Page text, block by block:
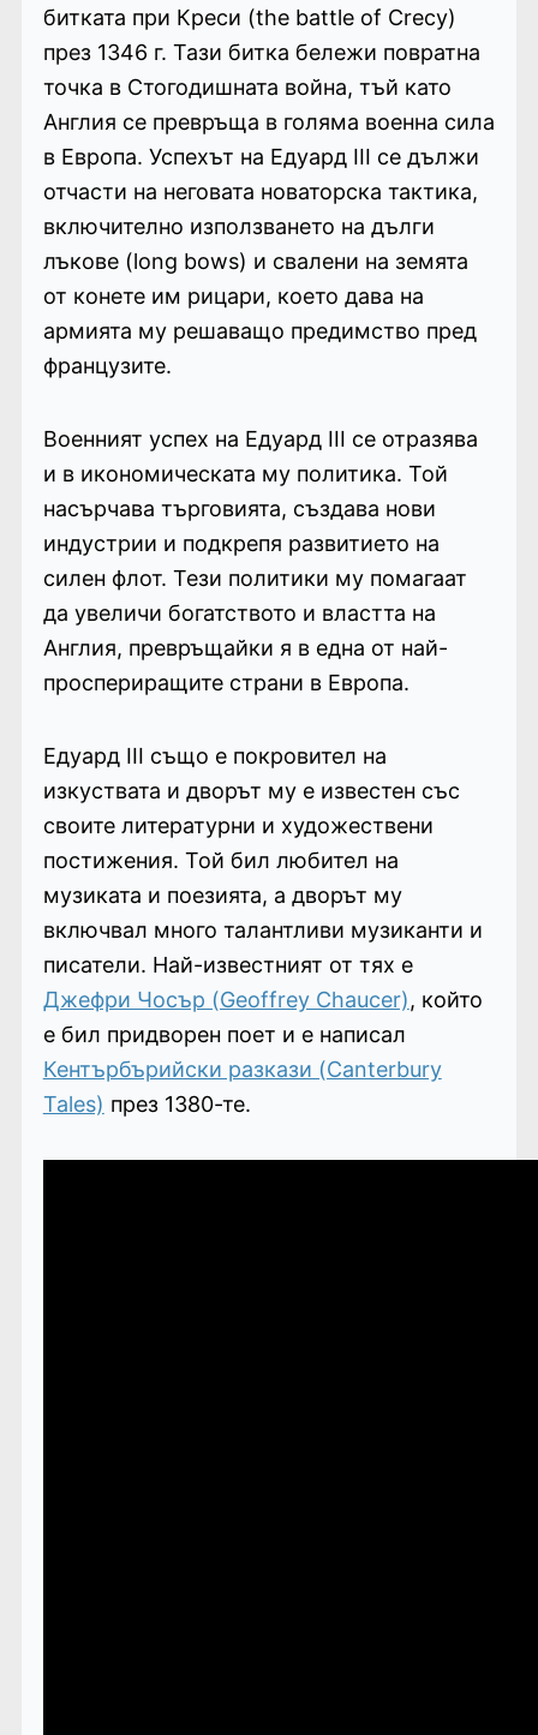
битката при Креси (the battle of Crecy)
през 1346 г. Тази битка бележи повратна
точка в Стогодишната война, тъй като
Англия се превръща в голяма военна сила
в Европа. Успехът на Едуард III се дължи
отчасти на неговата новаторска тактика,
включително използването на дълги
лъкове (long bows) и свалени на земята
от конете им рицари, което дава на
армията му решаващо предимство пред
французите.
Военният успех на Едуард III се отразява
и в икономическата му политика. Той
насърчава търговията, създава нови
индустрии и подкрепя развитието на
силен флот. Тези политики му помагаат
да увеличи богатството и властта на
Англия, превръщайки я в една от най-
проспериращите страни в Европа.
Едуард III също е покровител на
изкуствата и дворът му е известен със
своите литературни и художествени
постижения. Той бил любител на
музиката и поезията, а дворът му
включвал много талантливи музиканти и
писатели. Най-известният от тях е
Джефри Чосър (Geoffrey Chaucer), който
е бил придворен поет и е написал
Кентърбърийски разкази (Canterbury
Tales) през 1380-те.